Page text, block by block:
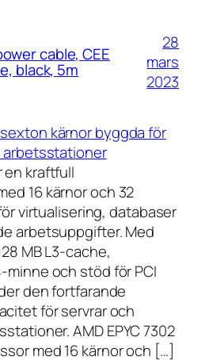
cable, CEE
black, 5m
28
mars
2023
sexton kärnor byggda för
arbetsstationer
en kraftfull
16 kärnor och 32
virtualisering, databaser
arbetsuppgifter. Med
MB L3-cache,
minne och stöd för PCI
den fortfarande
för servrar och
AMD EPYC 7302
med 16 kärnor och […]